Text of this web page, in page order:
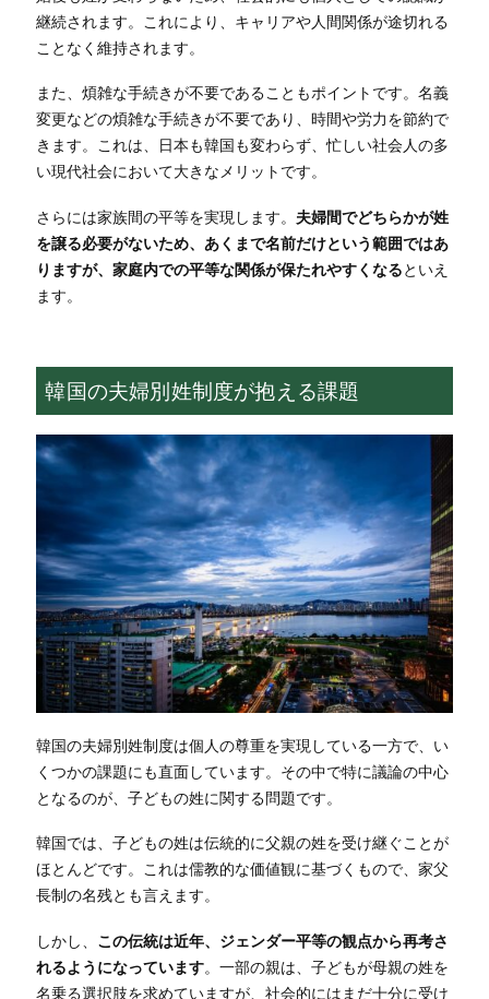
継続されます。これにより、キャリアや人間関係が途切れる
ことなく維持されます。
また、煩雑な手続きが不要であることもポイントです。名義
変更などの煩雑な手続きが不要であり、時間や労力を節約で
きます。これは、日本も韓国も変わらず、忙しい社会人の多
い現代社会において大きなメリットです。
さらには家族間の平等を実現します。 夫婦間でどちらかが姓
を譲る必要がないため、あくまで名前だけという範囲ではあ
りますが、家庭内での平等な関係が保たれやすくなるといえ
ます。
韓国の夫婦別姓制度が抱える課題
韓国の夫婦別姓制度は個人の尊重を実現している一方で、い
くつかの課題にも直面しています。その中で特に議論の中心
となるのが、子どもの姓に関する問題です。
韓国では、子どもの姓は伝統的に父親の姓を受け継ぐことが
ほとんどです。これは儒教的な価値観に基づくもので、家父
長制の名残とも言えます。
しかし、 この伝統は近年、ジェンダー平等の観点から再考さ
れるようになっています。一部の親は、子どもが母親の姓を
名乗る選択肢を求めていますが、社会的にはまだ十分に受け